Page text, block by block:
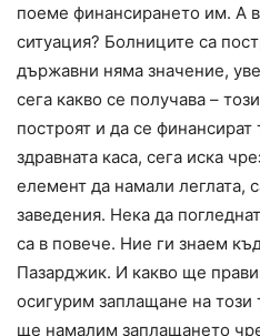
поеме финансирането им. А
ситуация? Болниците са
държавни няма значение,
сега какво се получава –
построят и да се
здравната каса, сега иска
елемент да намали леглата,
заведения. Нека да
са в повече. Ние ги знаем
Пазарджик. И какво ще
осигурим заплащане на този
ще намалим заплащането